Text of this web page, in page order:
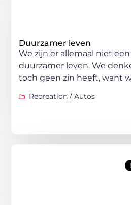
Duurzamer leven
We zijn er allemaal niet
duurzamer leven. We
toch geen zin heeft, want
Recreation / Autos